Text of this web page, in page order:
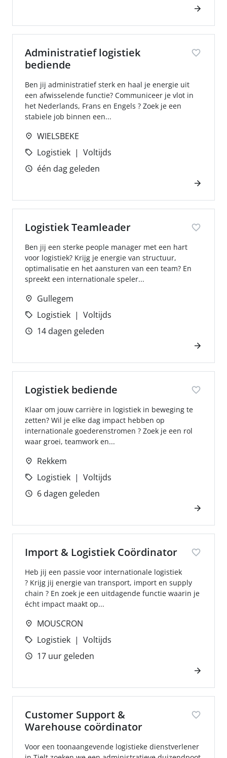
Administratief logistiek
bediende
Ben jij administratief sterk en haal je energie uit
een afwisselende functie? Communiceer je vlot in
het Nederlands, Frans en Engels ? Zoek je een
stabiele job binnen een...
WIELSBEKE
Logistiek
Voltijds
één dag geleden
Logistiek Teamleader
Ben jij een sterke people manager met een hart
voor logistiek? Krijg je energie van structuur,
optimalisatie en het aansturen van een team? En
spreekt een internationale speler...
Gullegem
Logistiek
Voltijds
14 dagen geleden
Logistiek bediende
Klaar om jouw carrière in logistiek in beweging te
zetten? Wil je elke dag impact hebben op
internationale goederenstromen ? Zoek je een rol
waar groei, teamwork en...
Rekkem
Logistiek
Voltijds
6 dagen geleden
Import & Logistiek Coördinator
Heb jij een passie voor internationale logistiek
? Krijg jij energie van transport, import en supply
chain ? En zoek je een uitdagende functie waarin je
écht impact maakt op...
MOUSCRON
Logistiek
Voltijds
17 uur geleden
Customer Support &
Warehouse coördinator
Voor een toonaangevende logistieke dienstverlener